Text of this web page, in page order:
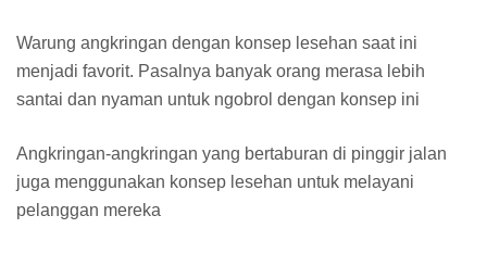
Warung angkringan dengan konsep lesehan saat ini
menjadi favorit. Pasalnya banyak orang merasa lebih
santai dan nyaman untuk ngobrol dengan konsep ini
Angkringan-angkringan yang bertaburan di pinggir jalan
juga menggunakan konsep lesehan untuk melayani
pelanggan mereka